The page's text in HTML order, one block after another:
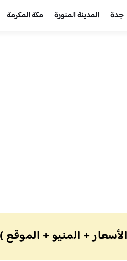
جدة المدينة المنورة مكة المكرمة
+ المنيو + الموقع )